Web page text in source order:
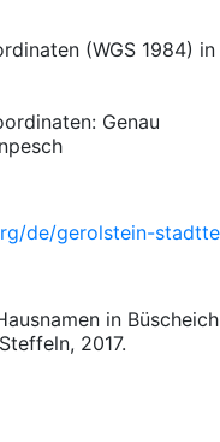
(WGS 1984)
Genau
de/gerolstein-
in
2017.